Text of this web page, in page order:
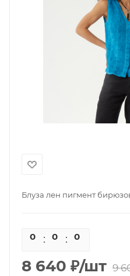
Блуза лен пигмент
0 0 0
8 640 ₽/шт 9